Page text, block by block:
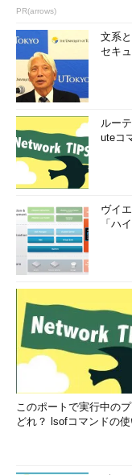
PR(arrows)
文系
セキ
ルー
uteコ
ヴイ
「ハ
このポートで実行中の
どれ？ lsofコマンドの